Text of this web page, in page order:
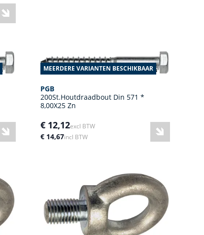
MEERDERE VARIANTEN BESCHIKBAAR
PGB
200St.Houtdraadbout Din 571 *
8,00X25 Zn
€ 12,12excl BTW
€ 14,67incl BTW